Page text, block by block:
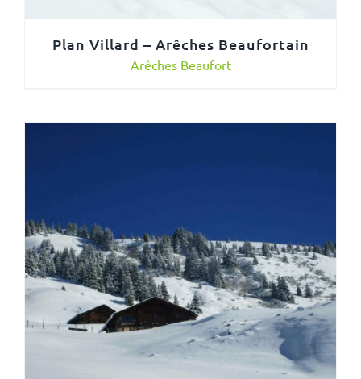
Plan Villard – Arêches Beaufortain
Arêches Beaufort